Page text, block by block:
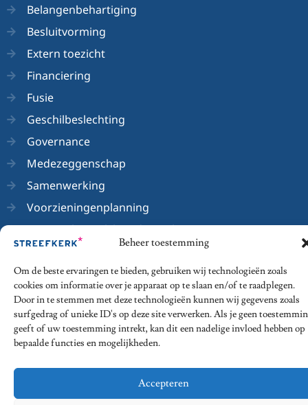
Beheer toestemming
Om de beste ervaringen te bieden, gebruiken wij technologieën zoals
cookies om informatie over je apparaat op te slaan en/of te raadplegen.
Door in te stemmen met deze technologieën kunnen wij gegevens zoals
surfgedrag of unieke ID's op deze site verwerken. Als je geen
geeft of uw toestemming intrekt, kan dit een nadelige invloed hebben op
bepaalde functies en mogelijkheden.
Accepteren
Belangenbehartiging
Besluitvorming
Extern toezicht
Financiering
Fusie
Geschilbeslechting
Governance
Medezeggenschap
Samenwerking
Voorzieningenplanning
Wetenschappelijk onderzoek
© 2026 - Streefkerk Onderwijsrecht
Privacy Statement
Algemene voorwaarden
Disclaimer
Klachtenregeling